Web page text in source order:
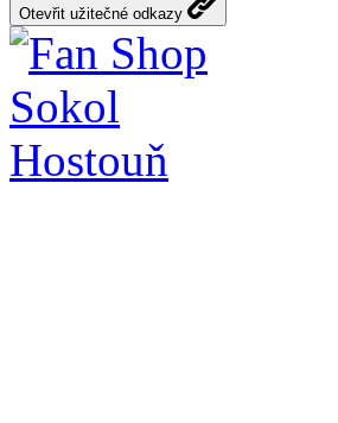
Otevřit užitečné odkazy